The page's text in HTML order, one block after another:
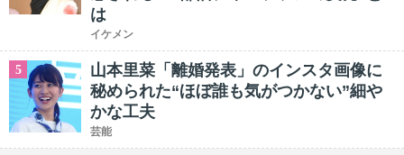
は
イケメン
5
山本里菜「離婚発表」のインスタ画像に
秘められた“ほぼ誰も気がつかない”細や
かな工夫
芸能